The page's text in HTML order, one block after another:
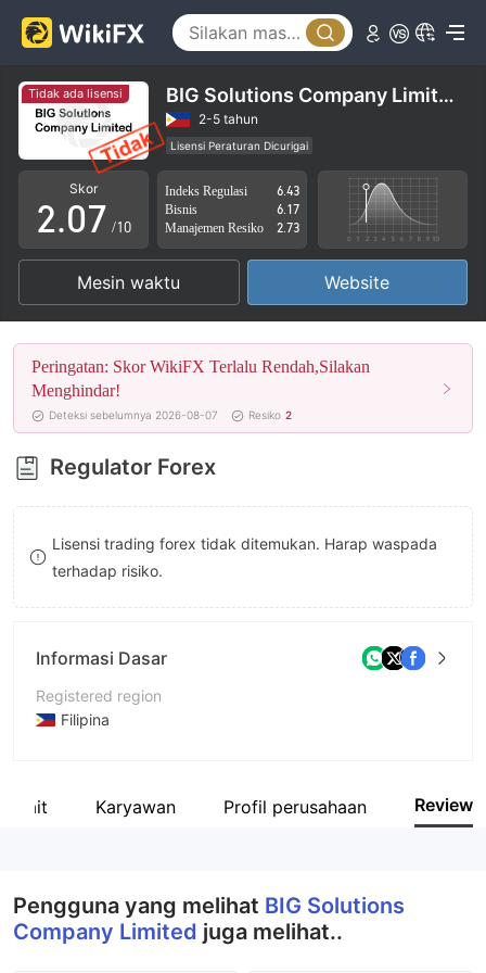
Tidak ada lisensi BIG Solutions Company Limited
2-5 tahun
Lisensi Peraturan Dicurigai
Lingkup Bisnis Mencurigakan
Potensi risiko tinggi
Skor
0
1
2
3
4
5
6
7
8
9
.0
1
2
3
4
5
6
7
8
9
3
4
5
6
7
8
9
/10
Indeks Regulasi
6.43
Bisnis
6.17
Manajemen Resiko
2.73
Mesin waktu Website
Peringatan: Skor WikiFX Terlalu Rendah,Silakan
Menghindar!
Deteksi sebelumnya 2026-08-07 Resiko 2
Regulator Forex
Lisensi trading forex tidak ditemukan. Harap waspada
terhadap risiko.
Informasi Dasar
Registered region
Filipina
Nama perusahaan
Karyawan Profil perusahaan Review
Pengguna yang melihat BIG Solutions
Company Limited juga melihat..